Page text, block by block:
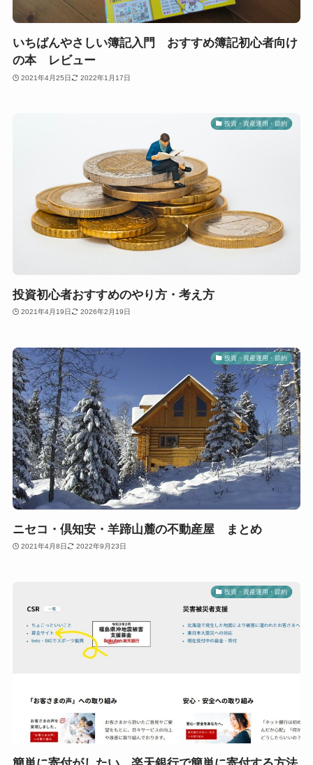
いちばんやさしい簿記入門 おすすめ簿記初心者向け
の本 レビュー
2021年4月25日 2022年1月17日
投資・資産運用・節約
投資初心者おすすめのやり方・考え方
2021年4月19日 2026年2月19日
投資・資産運用・節約
ニセコ・倶知安・羊蹄山麓の不動産屋 まとめ
2021年4月8日 2022年9月23日
投資・資産運用・節約